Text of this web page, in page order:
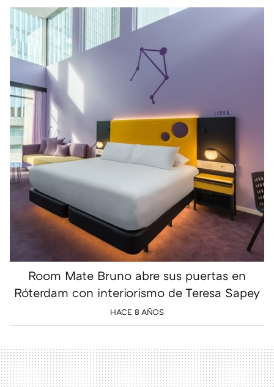
Room Mate Bruno abre sus puertas en
Róterdam con interiorismo de Teresa Sapey
HACE 8 AÑOS